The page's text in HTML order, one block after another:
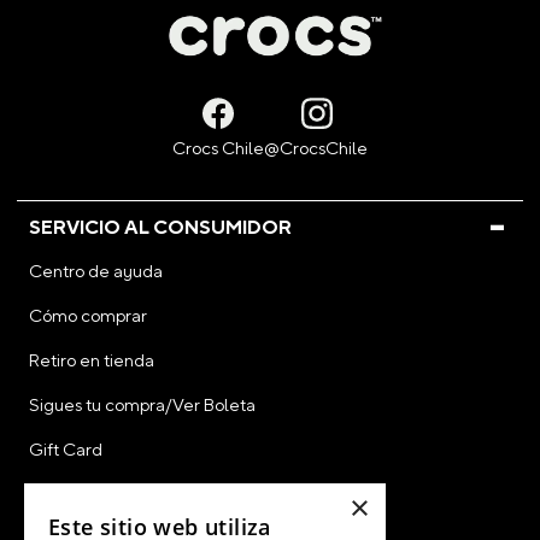
SERVICIO AL CONSUMIDOR
Centro de ayuda
Cómo comprar
Retiro en tienda
Sigues tu compra/Ver Boleta
Gift Card
×
Este sitio web utiliza